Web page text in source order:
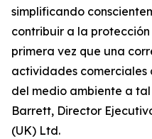
simplificando
contribuir a la protección
primera vez que una
actividades comerciales
del medio ambiente a
Barrett, Director
(UK) Ltd.